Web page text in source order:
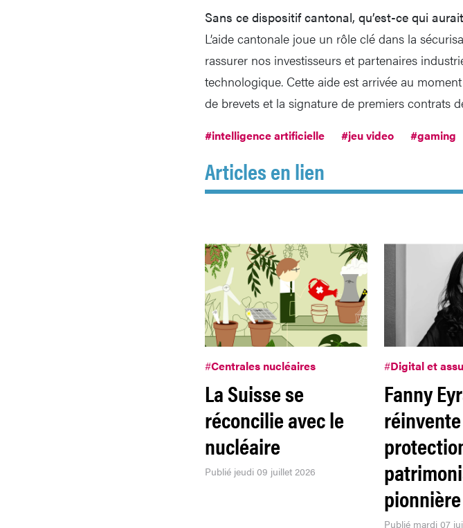
Sans ce dispositif cantonal, qu’est-ce qui
L’aide cantonale joue un rôle clé dans la
rassurer nos investisseurs et partenaires
technologique. Cette aide est arrivée au
de brevets et la signature de premiers contrats
#intelligence artificielle #jeu video #gaming
Articles en lien
#Centrales nucléaires
La Suisse se
réconcilie avec le
nucléaire
Publié jeudi 09 juillet 2026
#Digital et
Fanny
Publié mardi 07